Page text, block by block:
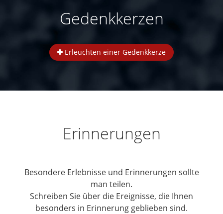
Gedenkkerzen
Erleuchten einer Gedenkkerze
Erinnerungen
Besondere Erlebnisse und Erinnerungen sollte
man teilen.
Schreiben Sie über die Ereignisse, die Ihnen
besonders in Erinnerung geblieben sind.